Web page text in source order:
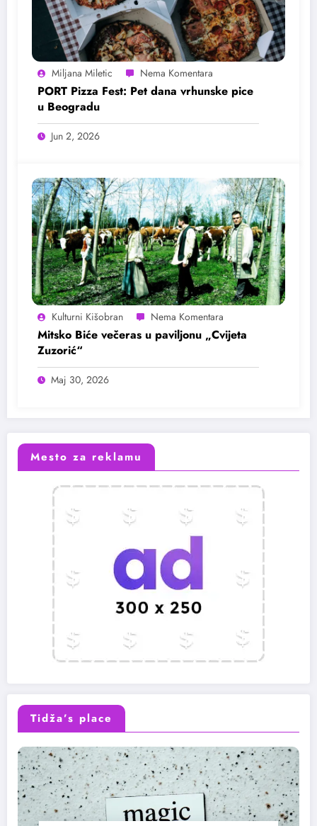
Miljana Miletic
PORT Pizza Fest: Pet dana vrhunske pice
u Beogradu
Jun 2, 2026
Kulturni Kišobran
Mitsko Biće večeras u paviljonu „Cvijeta
Zuzorić“
Maj 30, 2026
Mesto za reklamu
Tidža’s place